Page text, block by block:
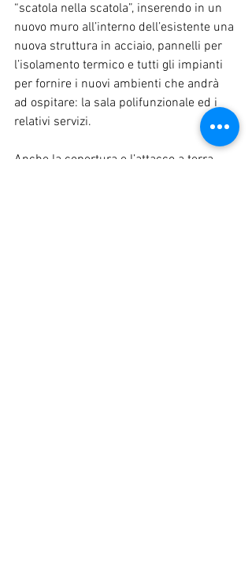
“scatola nella scatola”, inserendo in un
nuovo muro all’interno dell’esistente una
nuova struttura in acciaio, pannelli per
l’isolamento termico e tutti gli impianti
per fornire i nuovi ambienti che andrà
ad ospitare: la sala polifunzionale ed i
relativi servizi.
Anche la copertura e l’attacco a terra